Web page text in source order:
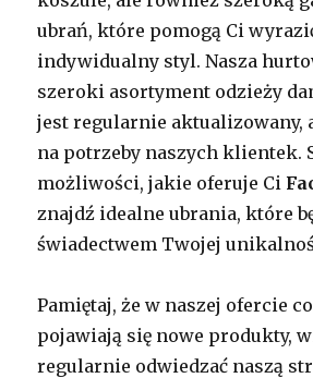
ubrań, które pomogą Ci
indywidualny styl. Nasza
szeroki asortyment odzieży
jest regularnie aktualizowany,
na potrzeby naszych klientek.
możliwości, jakie oferuje Ci
znajdź idealne ubrania, które
świadectwem Twojej
Pamiętaj, że w naszej ofercie
pojawiają się nowe produkty,
regularnie odwiedzać naszą